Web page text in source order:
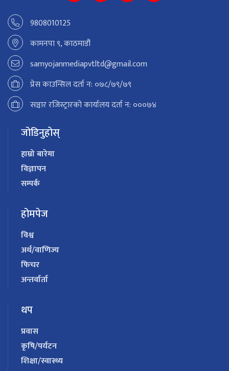
9808010125
कामनपा ९, काठमाडौं
samyojanmediapvtltd@gmail.com
प्रेस काउन्सिल दर्ता न: ०७८/७९/७९
सञ्चार रजिस्ट्रारको कार्यालय दर्ता न: ०००७४
जोडिनुहोस्
हाम्रो बारेमा
विज्ञापन
सम्पर्क
होमपेज
विश्व
अर्थ/वाणिज्य
फिचर
अन्तर्वार्ता
थप
प्रवास
कृषि/पर्यटन
शिक्षा/स्वास्थ्य